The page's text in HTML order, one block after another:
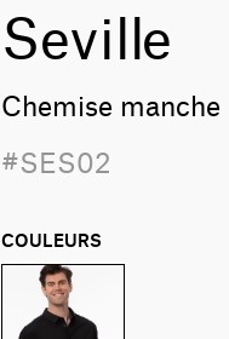
Seville
Chemise
#SES02
COULEURS